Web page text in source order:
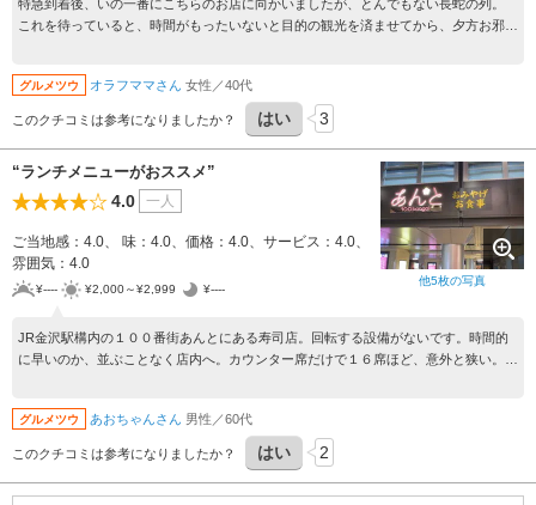
特急到着後、いの一番にこちらのお店に向かいましたが、とんでもない長蛇の列。
これを待っていると、時間がもったいないと目的の観光を済ませてから、夕方お邪魔
ため、北陸7貫盛を注文。 手毬寿司のようなシャリの量に、ネタはちゃんと立派に！
のどぐろ・梅貝・ふぐ・白エビなど、北陸ネタを堪能しました！ 量は少なかったの
グルメツウ オラフママさん 女性／40代
このクチコミは参考になりましたか？ はい 3
他5枚の写真
“ランチメニューがおススメ”
4.0 一人
ご当地感：4.0、 味：4.0、価格：4.0、サービス：4.0、
雰囲気：4.0
¥---- ¥2,000～¥2,999 ¥----
JR金沢駅構内の１００番街あんとにある寿司店。回転する設備がないです。時間的
に早いのか、並ぶことなく店内へ。カウンター席だけで１６席ほど、意外と狭い。オ
味噌が付いてくる。食事が終わる頃には、お客さんが並び始めてきた。早めに入店し
グルメツウ あおちゃんさん 男性／60代
このクチコミは参考になりましたか？ はい 2